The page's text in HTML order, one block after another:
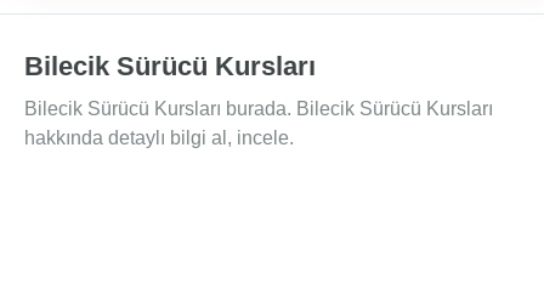
Bilecik Sürücü Kursları
Bilecik Sürücü Kursları burada. Bilecik Sürücü Kursları
hakkında detaylı bilgi al, incele.